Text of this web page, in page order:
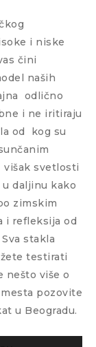
i niske
čini
naših
odlično
i ne iritiraju
od
kog su
višak svetlosti
u daljinu kako
zimskim
i refleksija od
stakla
testirati
nešto više o
pozovite
u Beogradu.